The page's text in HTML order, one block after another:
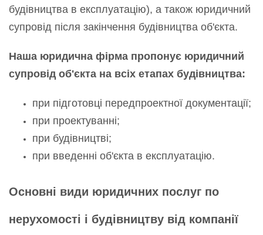
будівництва в експлуатацію), а також юридичний
супровід після закінчення будівництва об'єкта.
Наша юридична фірма пропонує юридичний
супровід об'єкта на всіх етапах будівництва:
при підготовці передпроектної документації;
при проектуванні;
при будівництві;
при введенні об'єкта в експлуатацію.
Основні види юридичних послуг по
нерухомості і будівництву від компанії